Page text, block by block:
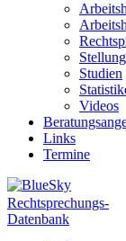
Studien
Videos
Links
Termine
Rechtsprechungs-
Datenbank